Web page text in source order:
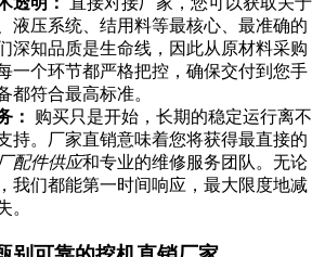
液压系统、结用料等最核心、最准确的
深知品质是生命线，因此从原材料采购
一个环节都严格把控，确保交付到您手
都符合最高标准。
：
购买只是开始，长期的稳定运行离不
持。厂家直销意味着您将获得最直接的
配件供应和专业的维修服务团队。无论
我们都能第一时间响应，最大限度地减
。